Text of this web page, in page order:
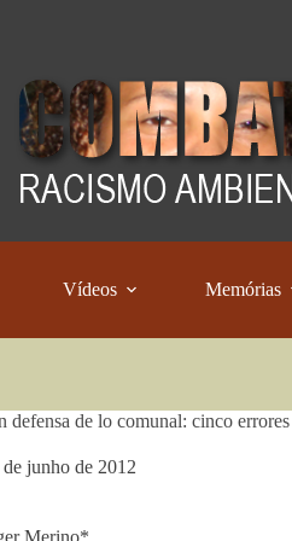
Vídeos Memórias
defensa de lo comunal: cinco
de junho de 2012
Merino*